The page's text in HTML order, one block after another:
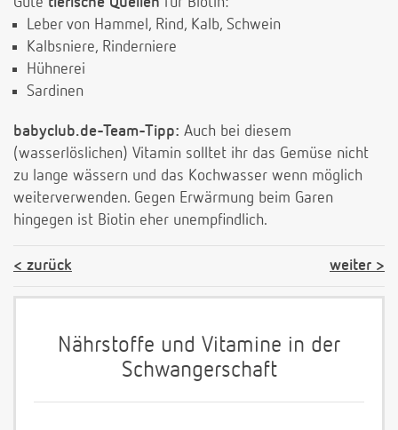
Leber von Hammel, Rind, Kalb, Schwein
Kalbsniere, Rinderniere
Hühnerei
Sardinen
babyclub.de-Team-Tipp: Auch bei diesem
(wasserlöslichen) Vitamin solltet ihr das Gemüse nicht
zu lange wässern und das Kochwasser wenn möglich
weiterverwenden. Gegen Erwärmung beim Garen
hingegen ist Biotin eher unempfindlich.
zurück weiter
Nährstoffe und Vitamine in der
Schwangerschaft